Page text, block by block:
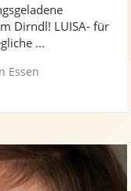
Dirndl! LUISA- für
...
Essen